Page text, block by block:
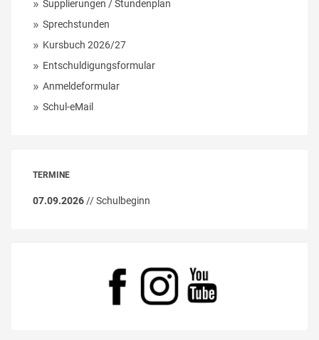
Supplierungen / Stundenplan
Sprechstunden
Kursbuch 2026/27
Entschuldigungsformular
Anmeldeformular
Schul-eMail
TERMINE
07.09.2026 // Schulbeginn